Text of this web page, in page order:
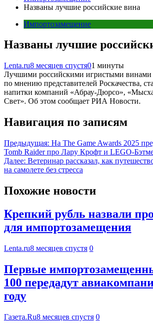
Названы лучшие российские вина
Импортозамещение
Названы лучшие
Lenta.ru8 месяцев спустя01 минуты
Лучшими российскими игристыми винами
по мнению представителей Роскачества,
напитки компаний «Абрау-Дюрсо»,
Свет». Об этом сообщает РИА Новости.
Навигация по записям
Предыдущая: На The Game Awards 2025
Tomb Raider про Лару Крофт и LEGO-
Далее: Ветеринар рассказал, как
на самолете без стресса
Похожие новости
Крепкий рубль назвали
для импортозамещения
Lenta.ru8 месяцев спустя 0
Первые
100 передадут
году
Газета.Ru8 месяцев спустя 0